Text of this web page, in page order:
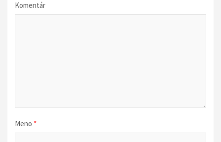
Komentár
Meno *